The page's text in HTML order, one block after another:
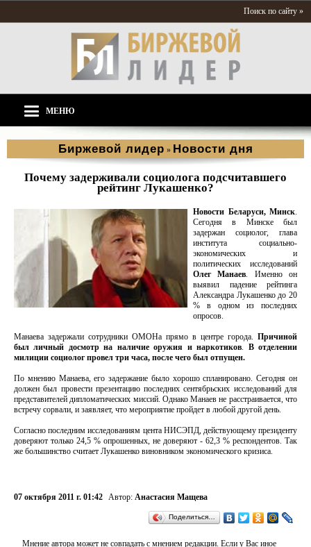
Поиск по сайту »
МЕНЮ
Биржевой лидер » Новости дня
Почему задерживали социолога подсчитавшего
рейтинг Лукашенко?
Новости Беларуси, Минск.
Сегодня в Минске был
задержан социолог, глава
института социально-
экономических и
политических исследований
Олег Манаев. Именно он
выявил падение рейтинга
Александра Лукашенко до 20
% в одном из последних
опросов.
Манаева задержали сотрудники ОМОНа прямо в центре города. Причиной
был личный досмотр на наличие оружия и наркотиков. В отделении
милиции социолог провел три часа, после чего был отпущен.
По мнению Манаева, его задержание было хорошо спланировано. Сегодня он
должен был провести презентацию последних сентябрьских исследований для
представителей дипломатических миссий. Однако Манаев не расстраивается, что
встречу сорвали, и заявляет, что мероприятие пройдет в любой другой день.
Согласно последним исследованиям цента НИСЭПД, действующему президенту
доверяют только 24,5 % опрошенных, не доверяют - 62,3 % респондентов. Так
же большинство считает Лукашенко виновником экономического кризиса.
07 октября 2011 г. 01:42 Автор: Анастасия Мащева
Поделиться…
Мнение автора может не совпадать с мнением редакции. Если у Вас иное